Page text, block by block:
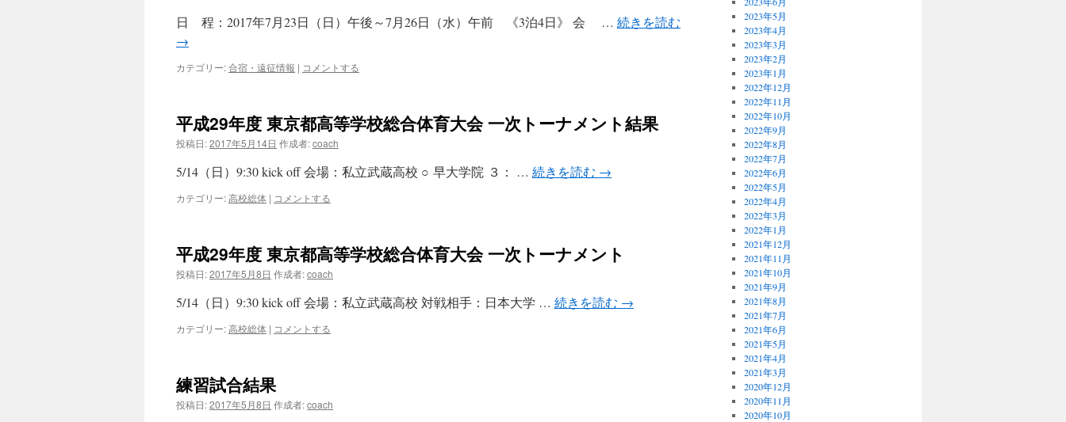
日 程：2017年7月23日（日）午後～7月26日（水）午前 《3泊4日》 会 … 続きを読む
→
カテゴリー:合宿・遠征情報 | コメントする
平成29年度 東京都高等学校総合体育大会 一次トーナメント結果
投稿日:2017年5月14日 作成者:coach
5/14（日）9:30 kick off 会場：私立武蔵高校 ○ 早大学院 ３： … 続きを読む →
カテゴリー:高校総体 | コメントする
平成29年度 東京都高等学校総合体育大会 一次トーナメント
投稿日:2017年5月8日 作成者:coach
5/14（日）9:30 kick off 会場：私立武蔵高校 対戦相手：日本大学 … 続きを読む →
カテゴリー:高校総体 | コメントする
練習試合結果
投稿日:2017年5月8日 作成者:coach
2023年5月
2023年4月
2023年3月
2023年2月
2023年1月
2022年12月
2022年11月
2022年10月
2022年9月
2022年8月
2022年7月
2022年6月
2022年5月
2022年4月
2022年3月
2022年1月
2021年12月
2021年11月
2021年10月
2021年9月
2021年8月
2021年7月
2021年6月
2021年5月
2021年4月
2021年3月
2020年12月
2020年11月
2020年10月